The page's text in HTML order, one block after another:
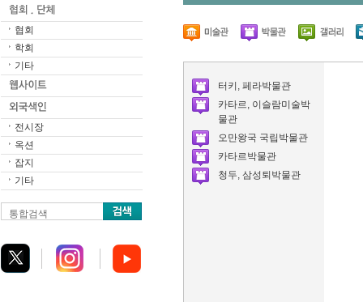
협회
학회
기타
전시장
옥션
잡지
기타
통합검색
터키, 페라박물관
카타르, 이슬람미술박
물관
오만왕국 국립박물관
카타르박물관
청두, 삼성퇴박물관